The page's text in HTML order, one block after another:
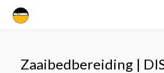
Zaaibedbereiding |